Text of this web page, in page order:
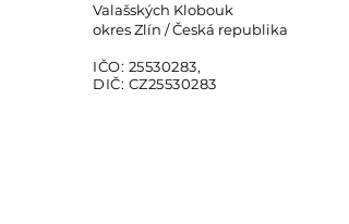
Valašských Klobouk
okres Zlín / Česká republika
IČO: 25530283,
DIČ: CZ25530283